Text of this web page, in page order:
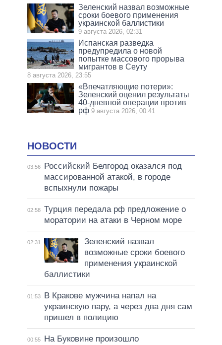
Зеленский назвал возможные
сроки боевого применения
украинской баллистики
9 августа 2026, 02:31
Испанская разведка
предупредила о новой
попытке массового прорыва
мигрантов в Сеуту
8 августа 2026, 23:55
«Впечатляющие потери»:
Зеленский оценил результаты
40-дневной операции против
рф 9 августа 2026, 00:41
НОВОСТИ
03:56
Российский Белгород оказался под
массированной атакой, в городе
вспыхнули пожары
02:58 Турция передала рф предложение о
моратории на атаки в Черном море
02:31
Зеленский назвал
возможные сроки боевого
применения украинской
баллистики
01:53
В Кракове мужчина напал на
украинскую пару, а через два дня сам
пришел в полицию
00:55
На Буковине произошло